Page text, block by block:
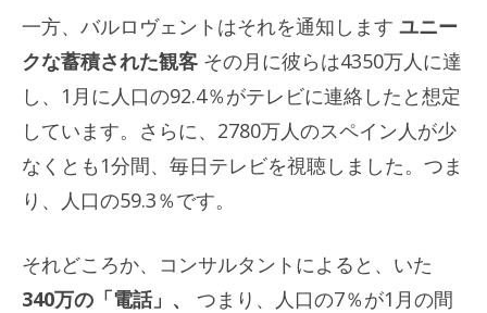
一方、バルロヴェントはそれを通知します ユニー
クな蓄積された観客 その月に彼らは4350万人に達
し、1月に人口の92.4％がテレビに連絡したと想定
しています。さらに、2780万人のスペイン人が少
なくとも1分間、毎日テレビを視聴しました。つま
り、人口の59.3％です。
それどころか、コンサルタントによると、いた
340万の「電話」、
つまり、人口の7％が1月の間